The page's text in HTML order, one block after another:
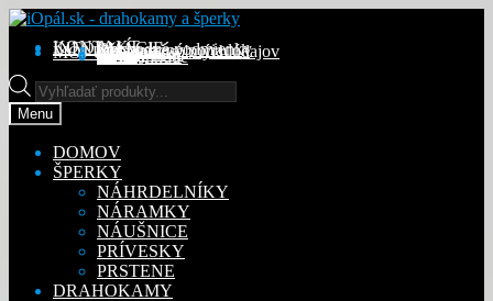
Preskočiť
navigáciu
Preskočiť
obsah
KONTAKT
INFORMÁCIE
Obchodné podmienky
Reklamačný poriadok
Ochrana osobných údajov
MÔJ ÚČETObjednávky
Adresy
Detaily účtu
Na stiahnutie
Products
search
Menu
DOMOV
ŠPERKY
NÁHRDELNÍKY
NÁRAMKY
NÁUŠNICE
PRÍVESKY
PRSTENE
DRAHOKAMY